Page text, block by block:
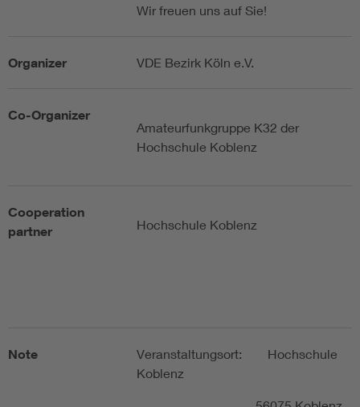
Wir freuen uns auf Sie!
Organizer VDE Bezirk Köln e.V.
Co-Organizer
Amateurfunkgruppe K32 der
Hochschule Koblenz
Cooperation
partner
Hochschule Koblenz
Note
Veranstaltungsort: Hochschule
Koblenz